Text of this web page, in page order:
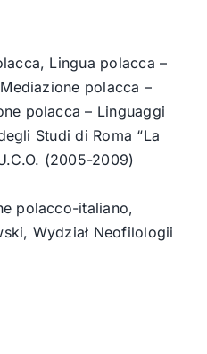
Lingua polacca –
polacca –
polacca – Linguaggi
Studi di Roma “La
(2005-2009)
polacco-italiano,
Wydział Neofilologii